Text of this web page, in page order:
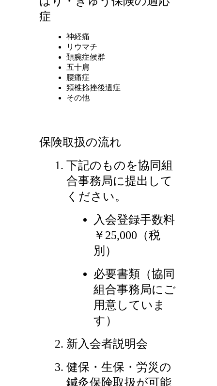
症
神経痛
リウマチ
頚腕症候群
五十肩
腰痛症
頚椎捻挫後遺症
その他
保険取扱の流れ
下記のものを協同組
合事務局に提出して
ください。
入会登録手数料
￥25,000（税
別）
必要書類（協同
組合事務局にご
用意していま
す）
新入会者説明会
健保・生保・労災の
鍼灸保険取扱が可能